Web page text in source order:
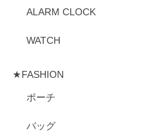
ALARM CLOCK
WATCH
★FASHION
ポーチ
バッグ